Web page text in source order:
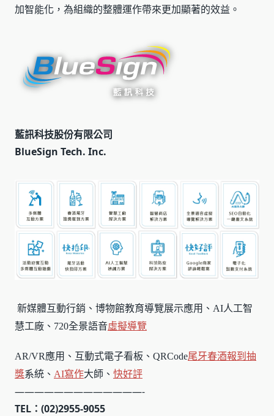
加智能化，為組織的整體運作帶來更加顯著的效益。
藍訊科技股份有限公司
BlueSign Tech. Inc.
新媒體互動行銷、博物館教育導覽展示應用、AI人工智
慧工廠、720全景語音虛擬導覽
AR/VR應用、互動式電子看板、QRCode尾牙春酒報到 抽
獎系統、 AI寫作大師、 快好評
—————————————-
TEL：(02)2955-9055